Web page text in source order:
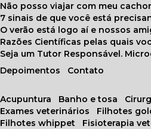
Depoimentos
Não posso viajar com meu
7 sinais de que você está
O verão está logo aí e nossos
Razões Científicas pelas quais
Seja um Tutor Responsável.
Contato
acupuntura banho e tosa
exames veterinários
filhotes
filhotes whippet
fisioterapia